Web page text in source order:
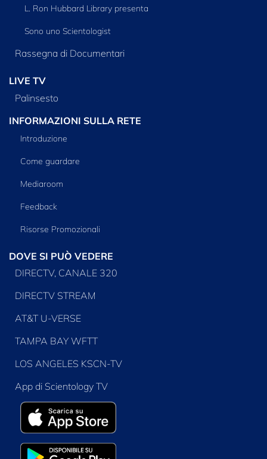
L. Ron Hubbard Library presenta
Sono uno Scientologist
Rassegna di Documentari
LIVE TV
Palinsesto
INFORMAZIONI SULLA RETE
Introduzione
Come guardare
Mediaroom
Feedback
Risorse Promozionali
DOVE SI PUÒ VEDERE
DIRECTV, CANALE 320
DIRECTV STREAM
AT&T U-VERSE
TAMPA BAY WFTT
LOS ANGELES KSCN-TV
App di Scientology TV